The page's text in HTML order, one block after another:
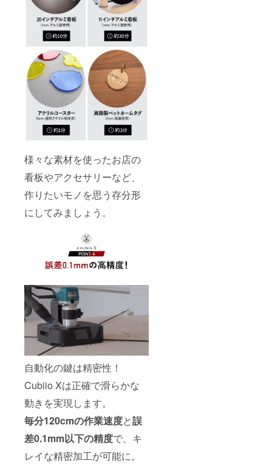
様々な素材を使ったお店の
看板やアクセサリーなど、
作りたいモノを思う存分形
にしてみましょう。
自動化の鍵は精密性！
Cubiio Xは正確で滑らかな
動きを実現します。
毎分120cmの作業速度と誤
差0.1mm以下の精度で、キ
レイな精密加工が可能に。